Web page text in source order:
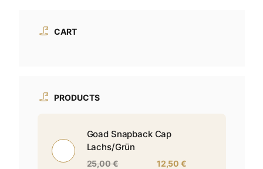
CART
PRODUCTS
Goad Snapback Cap
Lachs/Grün
25,00€ 12,50€